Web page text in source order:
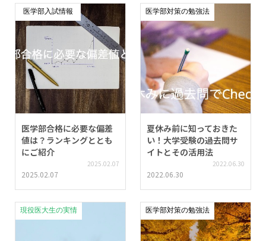
医学部入試情報
医学部合格に必要な偏差
値は？ランキングととも
にご紹介
2025.02.07
2025.02.07
医学部対策の勉強法
夏休み前に知っておきた
い！大学受験の過去問サ
イトとその活用法
2022.06.30
2022.06.30
現役医大生の実情 医学部対策の勉強法